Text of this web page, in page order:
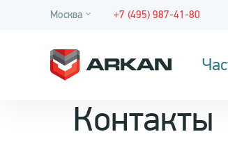
Москва +7 (495) 987-41-80
Контакты